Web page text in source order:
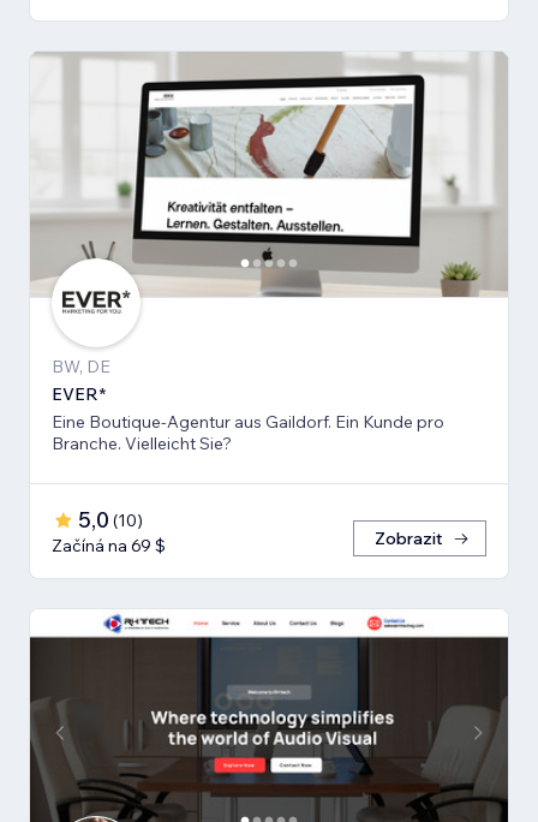
BW, DE
EVER*
Eine Boutique-Agentur aus Gaildorf. Ein Kunde pro
Branche. Vielleicht Sie?
5,0 (10)
Začíná na 69 $
Zobrazit